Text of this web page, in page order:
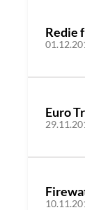
Redie
Euro